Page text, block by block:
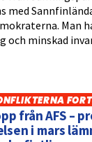
med
Man
och minskad
från AFS –
i mars